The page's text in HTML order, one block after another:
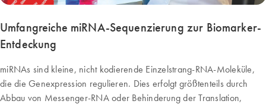
Umfangreiche miRNA-Sequenzierung zur Biomarker-
Entdeckung
miRNAs sind kleine, nicht kodierende Einzelstrang-RNA-Moleküle,
die die Genexpression regulieren. Dies erfolgt größtenteils durch
Abbau von Messenger-RNA oder Behinderung der Translation,